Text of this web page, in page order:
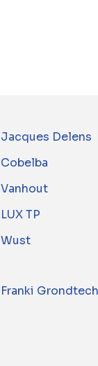
Jacques Delens
Cobelba
Vanhout
LUX TP
Wust
Franki